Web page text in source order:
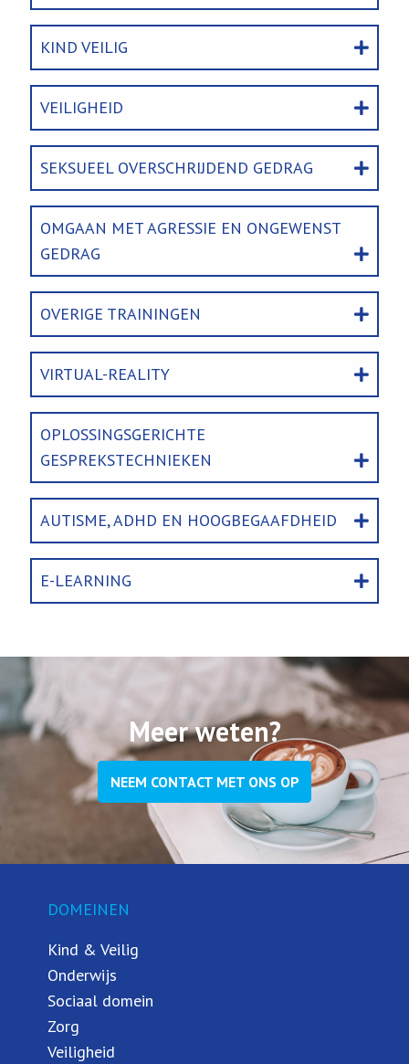
KIND VEILIG
VEILIGHEID
SEKSUEEL OVERSCHRIJDEND GEDRAG
OMGAAN MET AGRESSIE EN ONGEWENST
GEDRAG
OVERIGE TRAININGEN
VIRTUAL-REALITY
OPLOSSINGSGERICHTE
GESPREKSTECHNIEKEN
AUTISME, ADHD EN HOOGBEGAAFDHEID
E-LEARNING
Meer weten?
NEEM CONTACT MET ONS OP
DOMEINEN
Kind & Veilig
Onderwijs
Sociaal domein
Zorg
Veiligheid